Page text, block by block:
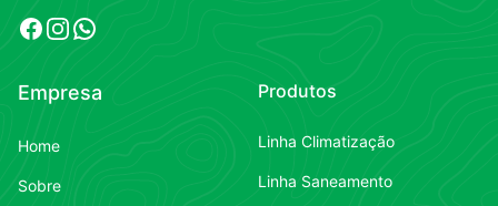
Facebook
Instagram
WhatsApp
Empresa
Home
Sobre
Produtos
Linha Climatização
Linha Saneamento